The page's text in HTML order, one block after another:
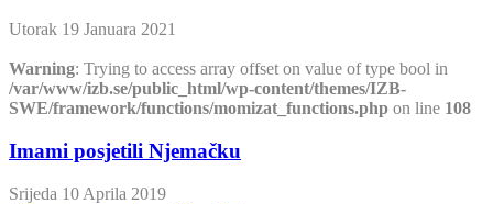
Utorak 19 Januara 2021
Warning: Trying to access array offset on value of type bool in
/var/www/izb.se/public_html/wp-content/themes/IZB-
SWE/framework/functions/momizat_functions.php on line 108
Imami posjetili Njemačku
Srijeda 10 Aprila 2019